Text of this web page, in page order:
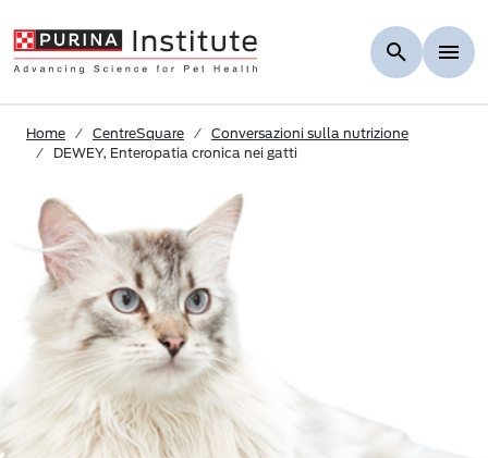
Home CentreSquare
Conversazioni sulla nutrizione
DEWEY, Enteropatia cronica nei gatti